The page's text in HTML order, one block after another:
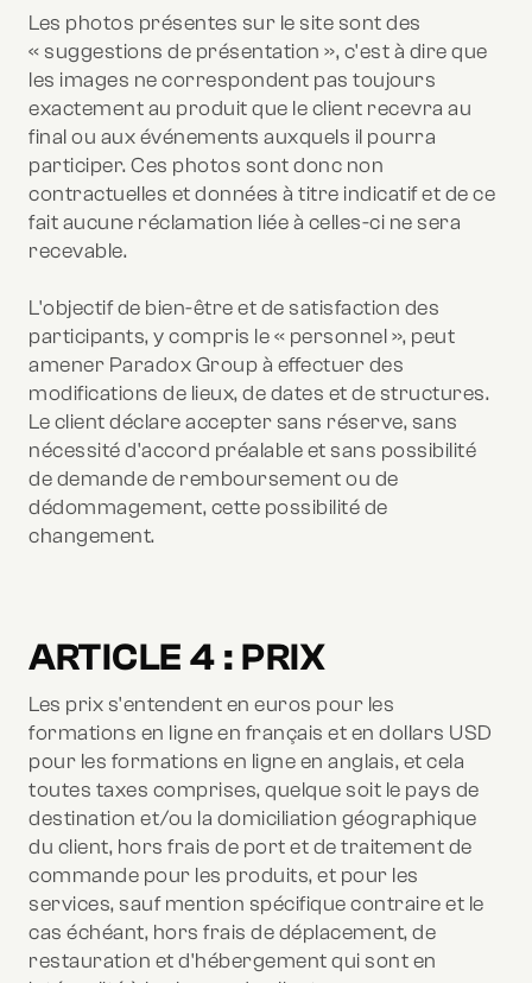
Les photos présentes sur le site sont des
« suggestions de présentation », c'est à dire que
les images ne correspondent pas toujours
exactement au produit que le client recevra au
final ou aux événements auxquels il pourra
participer. Ces photos sont donc non
contractuelles et données à titre indicatif et de ce
fait aucune réclamation liée à celles-ci ne sera
recevable.
L'objectif de bien-être et de satisfaction des
participants, y compris le « personnel », peut
amener Paradox Group à effectuer des
modifications de lieux, de dates et de structures.
Le client déclare accepter sans réserve, sans
nécessité d'accord préalable et sans possibilité
de demande de remboursement ou de
dédommagement, cette possibilité de
changement.
ARTICLE 4 : PRIX
Les prix s'entendent en euros pour les
formations en ligne en français et en dollars USD
pour les formations en ligne en anglais, et cela
toutes taxes comprises, quelque soit le pays de
destination et/ou la domiciliation géographique
du client, hors frais de port et de traitement de
commande pour les produits, et pour les
services, sauf mention spécifique contraire et le
cas échéant, hors frais de déplacement, de
restauration et d'hébergement qui sont en